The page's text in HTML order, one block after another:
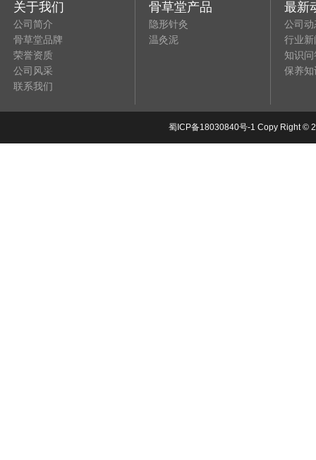
关于我们
公司简介
骨草堂品牌
荣誉资质
公司风采
联系我们
骨草堂产品
隐形针灸
温灸泥
最新
公司动
行业新
知识问
保养知
蜀ICP备18030840号-1 Copy Right ©